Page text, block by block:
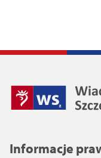
Informacje